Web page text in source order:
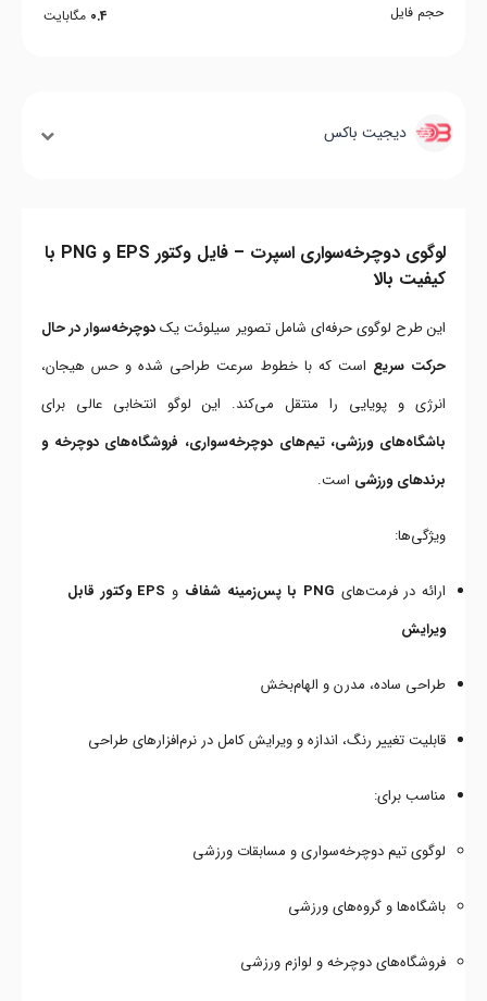
حجم فایل
0.4 مگابایت
دیجیت باکس
لوگوی دوچرخه‌سواری اسپرت – فایل وکتور EPS و PNG با
کیفیت بالا
این طرح لوگوی حرفه‌ای شامل تصویر سیلوئت یکدوچرخه‌سوار در حال
حرکت سریع است که با خطوط سرعت طراحی شده و حس هیجان،
انرژی و پویایی را منتقل می‌کند. این لوگو انتخابی عالی برای
باشگاه‌های ورزشی، تیم‌های دوچرخه‌سواری، فروشگاه‌های دوچرخه و
برندهای ورزشی است.
ویژگی‌ها:
ارائه در فرمت‌های PNG با پس‌زمینه شفاف و
EPS وکتور قابل
ویرایش
طراحی ساده، مدرن و الهام‌بخش
قابلیت تغییر رنگ، اندازه و ویرایش کامل در نرم‌افزارهای طراحی
مناسب برای:
لوگوی تیم دوچرخه‌سواری و مسابقات ورزشی
باشگاه‌ها و گروه‌های ورزشی
فروشگاه‌های دوچرخه و لوازم ورزشی